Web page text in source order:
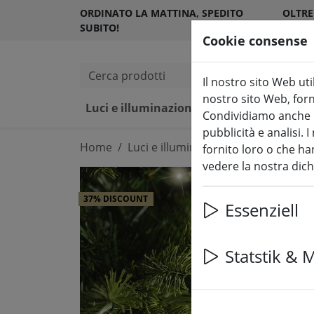
ORDINATO LA MATTINA, SPEDITO
SUBITO!
Cerca prodotti
Luci e illuminazione fiabesca
Home Luci e illuminazione fiabesca
37% DISCOUNT
Cookie consense
Il nostro sito Web
nostro sito Web,
Condividiamo
pubblicità e analisi.
fornito loro o che
vedere la nostra
Essenziell
Statstik &